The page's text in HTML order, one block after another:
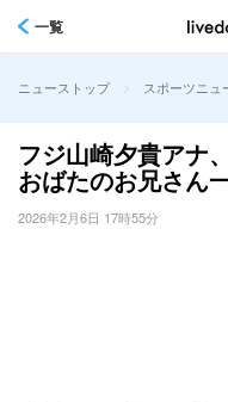
一覧
ニューストップ > スポーツニュ
フジ山崎夕貴アナ
おばたのお兄さん
2026年2月6日 17時55分